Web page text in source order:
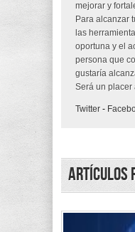
mejorar y
Para alcanzar
las
oportuna y el
persona que
gustaría
Será un placer
Twitter -
Artículos